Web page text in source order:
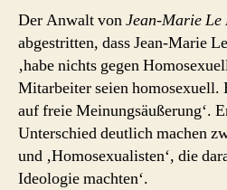
Der Anwalt vonJean-Marie Le
abgestritten, dass Jean-Marie
‚habe nichts gegen
Mitarbeiter seien homosexuell.
auf freie Meinungsäußerung‘.
Unterschied deutlich machen
und ‚Homosexualisten‘, die
Ideologie machten‘.